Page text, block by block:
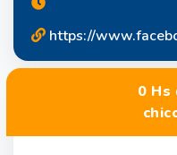
https://
0 Hs